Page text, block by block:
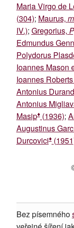
Maria Virgo de
(304); Maurus,
IV.); Gregorius,
Edmundus
Polydorus
Ioannes Mason
Ioannes
Antonius
Antonius
Masip♦(1936);
Augustinus
Durcovici♦
Bez písemného